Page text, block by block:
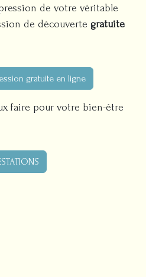
de votre véritable
de découvertegratuite
gratuite en ligne
faire pour votre bien-être